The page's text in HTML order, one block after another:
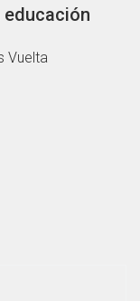
educación
Vuelta